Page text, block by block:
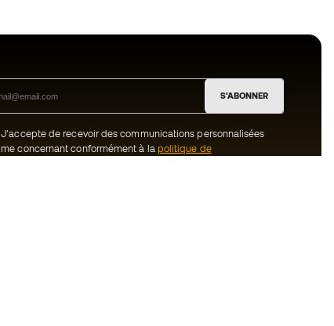
S'ABONNER
J’accepte de recevoir des communications personnalisées
me concernant conformément à la politique de